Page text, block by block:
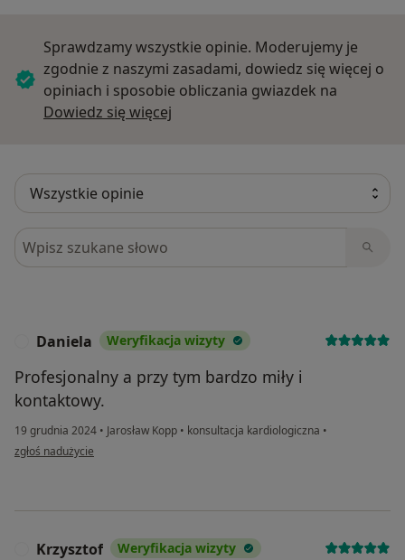
Sprawdzamy wszystkie opinie. Moderujemy je
zgodnie z naszymi zasadami, dowiedz się więcej o
opiniach i sposobie obliczania gwiazdek na
Dowiedz się więcej
Szukaj w opiniach
Daniela Weryfikacja wizyty
Profesjonalny a przy tym bardzo miły i
kontaktowy.
19 grudnia 2024 • Jarosław Kopp • konsultacja kardiologiczna •
w opinii użytkownika Daniela
zgłoś nadużycie
Krzysztof Weryfikacja wizyty